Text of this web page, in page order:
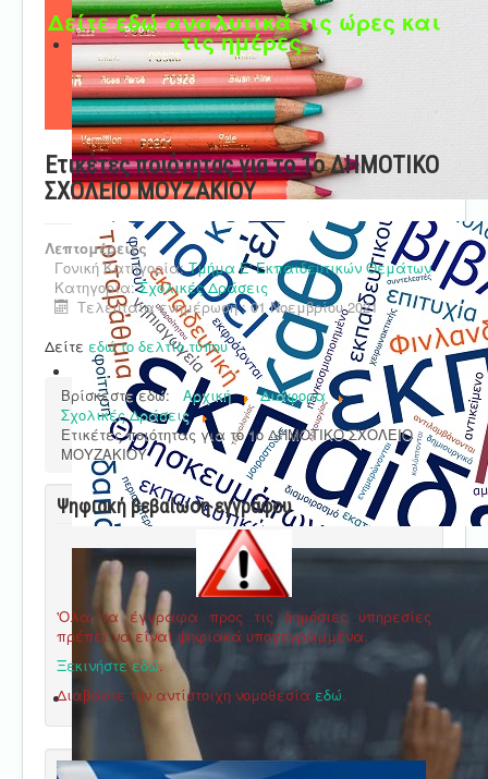
Δείτε εδώ αναλυτικά τις ώρες και
τις ημέρες.
Ετικέτες ποιότητας για το 1ο ΔΗΜΟΤΙΚΟ
ΣΧΟΛΕΙΟ ΜΟΥΖΑΚΙΟΥ
Λεπτομέρειες
Γονική Κατηγορία:Τμήμα Ε' Εκπαιδευτικών Θεμάτων
Κατηγορία:Σχολικές Δράσεις
Τελευταία ενημέρωση : 01 Νοεμβρίου 2021
Δείτε εδώ το δελτίο τύπου
Βρίσκεστε εδώ: Αρχική
Διάφορα
Σχολικές Δράσεις
Ετικέτες ποιότητας για το 1ο ΔΗΜΟΤΙΚΟ ΣΧΟΛΕΙΟ
ΜΟΥΖΑΚΙΟΥ
Ψηφιακή βεβαίωση εγγράφου
'Ολα τα έγγραφα προς τις δημόσιες υπηρεσίες
πρέπει να είναι ψηφιακά υπογεγραμμένα.
Ξεκινήστε εδώ.
Διαβάστε την αντίστοιχη νομοθεσία εδώ.